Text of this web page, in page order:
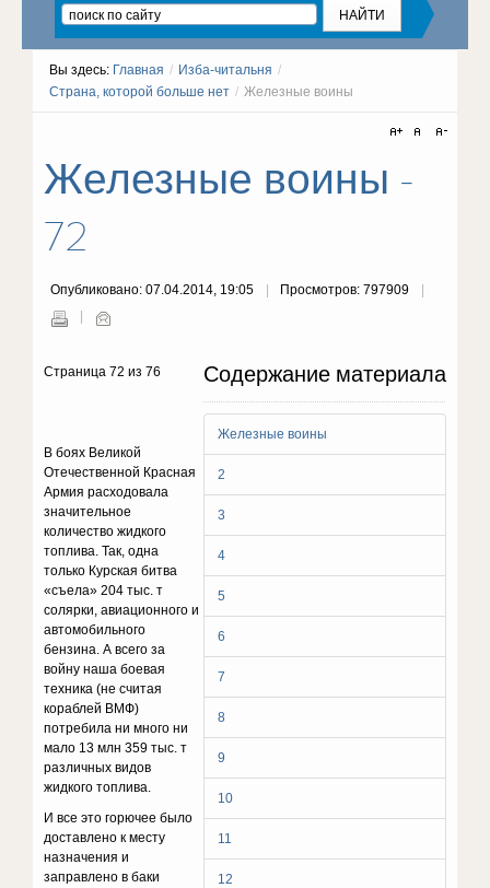
Вы здесь: Главная / Изба-читальня /
Страна, которой больше нет / Железные воины
Железные воины -
72
Опубликовано: 07.04.2014, 19:05 Просмотров: 797909
Содержание материала
Железные воины
2
3
4
5
6
7
8
9
10
11
12
Страница 72 из 76
В боях Великой
Отечественной Красная
Армия расходовала
значительное
количество жидкого
топлива. Так, одна
только Курская битва
«съела» 204 тыс. т
солярки, авиационного и
автомобильного
бензина. А всего за
войну наша боевая
техника (не считая
кораблей ВМФ)
потребила ни много ни
мало 13 млн 359 тыс. т
различных видов
жидкого топлива.
И все это горючее было
доставлено к месту
назначения и
заправлено в баки